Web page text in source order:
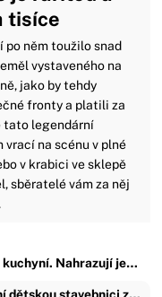
tisíce
něm toužilo snad
vystaveného na
jako by tehdy
fronty a platili za
tato legendární
na scénu v plné
v krabici ve sklepě
sběratelé vám za něj
kuchyní. Nahrazují je…